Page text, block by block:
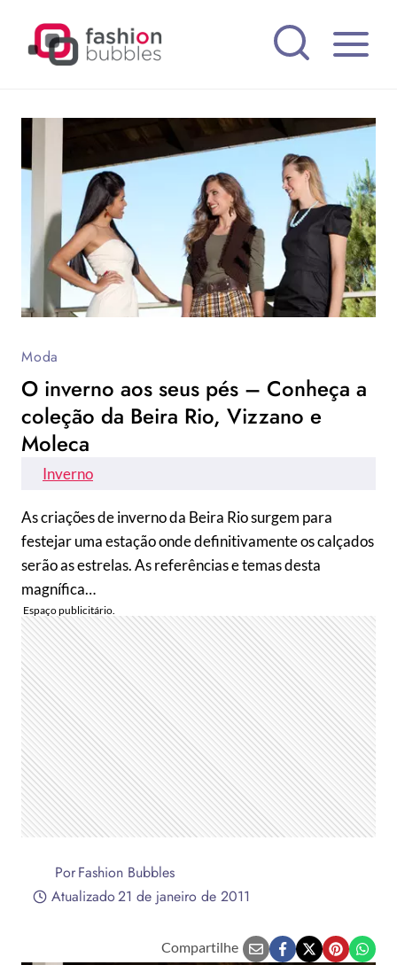
Moda
O inverno aos seus pés – Conheça a
coleção da Beira Rio, Vizzano e
Moleca
Inverno
As criações de inverno da Beira Rio surgem para
festejar uma estação onde definitivamente os calçados
serão as estrelas. As referências e temas desta
magnífica…
PorFashion Bubbles
Atualizado21 de janeiro de 2011
Compartilhe